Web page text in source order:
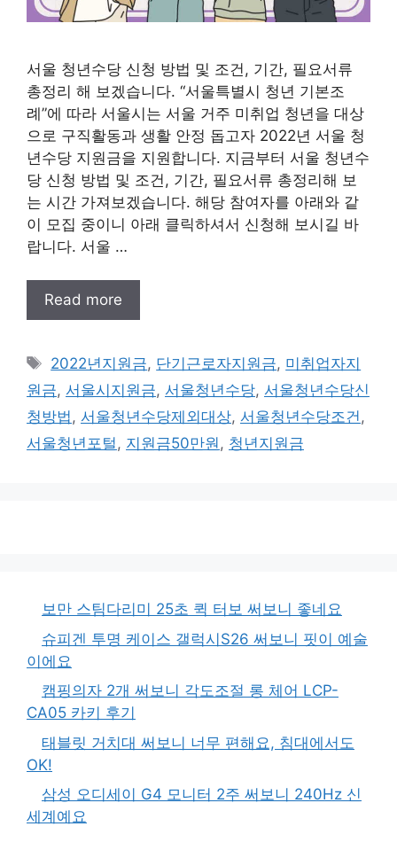
서울 청년수당 신청 방법 및 조건, 기간, 필요서류
총정리 해 보겠습니다. “서울특별시 청년 기본조
례”에 따라 서울시는 서울 거주 미취업 청년을 대상
으로 구직활동과 생활 안정 돕고자 2022년 서울 청
년수당 지원금을 지원합니다. 지금부터 서울 청년수
당 신청 방법 및 조건, 기간, 필요서류 총정리해 보
는 시간 가져보겠습니다. 해당 참여자를 아래와 같
이 모집 중이니 아래 클릭하셔서 신청해 보시길 바
랍니다. 서울 …
Read more
태
그
2022년지원금, 단기근로자지원금, 미취업자지
원금, 서울시지원금, 서울청년수당, 서울청년수당신
청방법, 서울청년수당제외대상, 서울청년수당조건,
서울청년포털, 지원금50만원, 청년지원금
보만 스팀다리미 25초 퀵 터보 써보니 좋네요
슈피겐 투명 케이스 갤럭시S26 써보니 핏이 예술
이에요
캠핑의자 2개 써보니 각도조절 롱 체어 LCP-
CA05 카키 후기
태블릿 거치대 써보니 너무 편해요, 침대에서도
OK!
삼성 오디세이 G4 모니터 2주 써보니 240Hz 신
세계예요